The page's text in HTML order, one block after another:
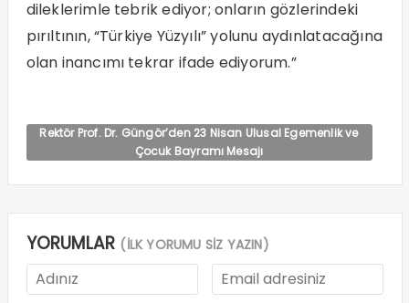
dileklerimle tebrik ediyor; onların gözlerindeki
pırıltının, “Türkiye Yüzyılı” yolunu aydınlatacağına
olan inancımı tekrar ifade ediyorum.”
Rektör Prof. Dr. Güngör’den 23 Nisan Ulusal Egemenlik ve
Çocuk Bayramı Mesajı
YORUMLAR (İLK YORUMU SİZ YAZIN)